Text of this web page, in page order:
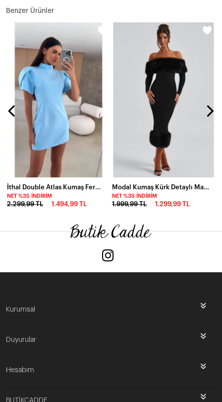
Benzer Ürünler
İthal Double Atlas Kumaş Fermuarlı Sırt Detay Mini Elbise Mavi
NET %35 İNDIRIM
2.299,99 TL 1.494,99 TL
Modal Kumaş Kürk Detaylı Maxi Elbise
NET %35 İNDIRIM
1.999,99 TL 1.299,99 TL
Kurumsal
Duyurular
Hesabım
BUTİKCADDE